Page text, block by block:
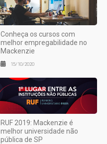
Conheça os cursos com
melhor empregabilidade no
Mackenzie
15/10/2020
RUF 2019: Mackenzie é
melhor universidade não
pública de SP